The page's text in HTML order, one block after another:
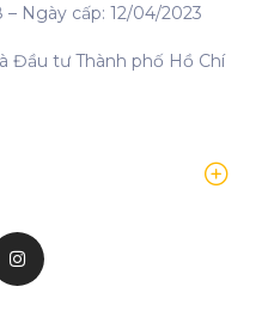
Ngày cấp: 12/04/2023
Đầu tư Thành phố Hồ Chí